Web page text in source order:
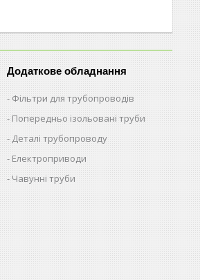
Додаткове обладнання
Фільтри для трубопроводів
Попередньо ізольовані труби
Деталі трубопроводу
Електроприводи
Чавунні труби